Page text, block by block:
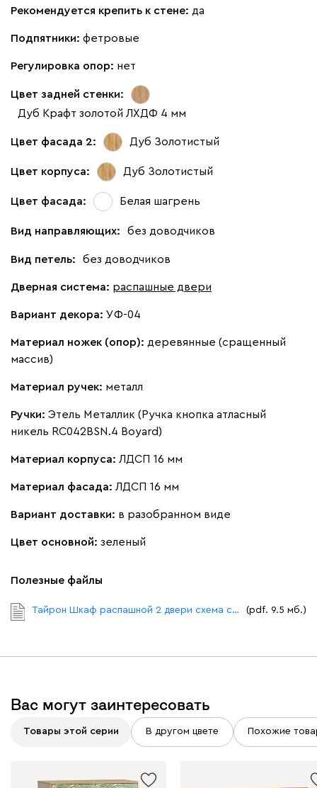
Рекомендуется крепить к стене: да
Подпятники: фетровые
Регулировка опор: нет
Цвет задней стенки:
Дуб Крафт золотой ЛХДФ 4 мм
Цвет фасада 2: Дуб Золотистый
Цвет корпуса: Дуб Золотистый
Цвет фасада: Белая шагрень
Вид направляющих: без доводчиков
Вид петель: без доводчиков
Дверная система: распашные двери
Вариант декора: УФ-04
Материал ножек (опор): деревянные (сращенный
массив)
Материал ручек: металл
Ручки: Этель Металлик (Ручка кнопка атласный
никель RC042BSN.4 Boyard)
Материал корпуса: ЛДСП 16 мм
Материал фасада: ЛДСП 16 мм
Вариант доставки: в разобранном виде
Цвет основной: зеленый
Полезные файлы
Тайрон Шкаф распашной 2 двери схема сборки.pdf (pdf. 9.5 мб.)
Вас могут заинтересовать
Товары этой серии В другом цвете Похожие